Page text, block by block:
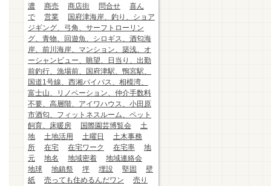
濃
商売 商店街 問合せ
喜ん
で
営業
国府津海岸、釣り、ショア
ジギング、弓角、サーフトローリン
グ、青物、回遊魚、シロギス、酒匂海
岸、前川海岸、マンション、築浅、オ
ーシャンビュー、眺望、日当り、出勤
前釣行、漁場前、国府津駅、鴨宮駅、
国道1号線、西湘バイパス、相模湾、
富士山、リノベーション、仲介手数料
不要、高層階、アイワハウス、小田原
市酒匂、フィットネスルーム、ペット
飼育、床暖房
国際園芸博覧会
土
地
土地活用 土曜日
土木事務
所
在宅 在宅ワーク 在宅率
地
元
地名 地域密着
地域連絡会
地球
地鎮祭 坪 埋設 堅固
壁
紙
売っても住めるんだワン
売り